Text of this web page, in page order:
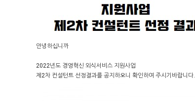
안녕하십니까
2022년도 경영혁신 외식서비스 지원사업
제2차 컨설턴트 선정결과를 공지하오니 확인하여 주시기바랍니다.